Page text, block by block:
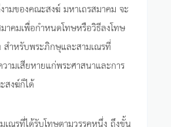
ามของคณะสงฆ์ มหาเถรสมาคม จะ
าคมเพื่อกำหนดโทษหรือวิธีลงโทษ
สำหรับพระภิกษุและสามเณรที่
ามเสียหายแก่พระศาสนาและการ
สงฆ์ก็ได้
ณรที่ได้รับโทษตามวรรคหนึ่ง ถึงขั้น